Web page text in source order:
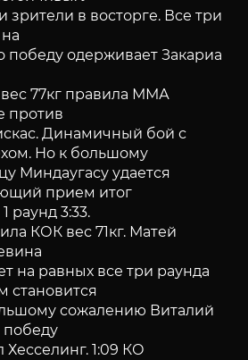
зрители в восторге. Все три
одерживает Закариа
77кг правила ММА
против
Динамичный бой с
Но к большому
Миндаугасу удается
прием итог
раунд 3:33.
КОК вес 71кг. Матей
на равных все три раунда
становится
сожалению Виталий
победу
1:09 КО